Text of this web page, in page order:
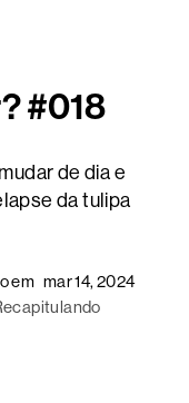
#018
de dia e
da tulipa
em mar 14, 2024